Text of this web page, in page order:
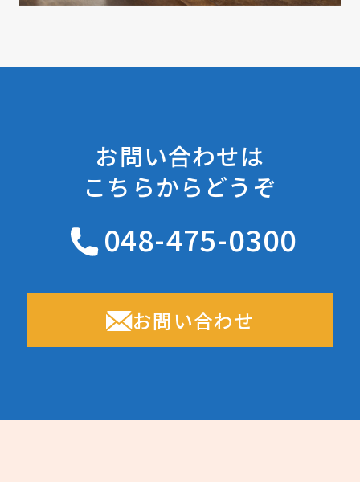
お問い合わせは
こちらからどうぞ
048-475-0300
お問い合わせ